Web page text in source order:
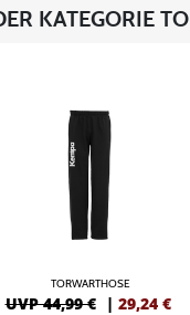
KATEGORIE
TORWARTHOSE
UVP 44,99 € | 29,24 €